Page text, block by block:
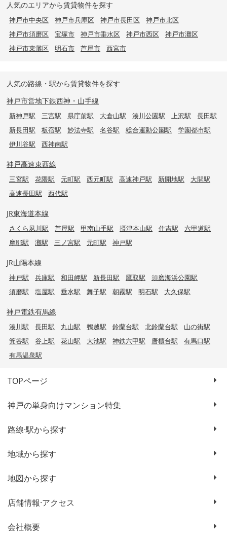
人気のエリアから賃貸物件を探す
神戸市中央区 神戸市兵庫区 神戸市長田区
神戸市北区
神戸市須磨区
宝塚市 神戸市垂水区 神戸市西区
神戸市灘区
神戸市東灘区
明石市 芦屋市 西宮市
人気の路線・駅から賃貸物件を探す
神戸市営地下鉄西神・山手線
新神戸駅 三宮駅 県庁前駅 大倉山駅 湊川公園駅 上沢駅
長田駅
新長田駅
板宿駅 妙法寺駅 名谷駅 総合運動公園駅
学園都市駅
伊川谷駅
西神南駅
神戸高速東西線
三宮駅 花隈駅 元町駅 西元町駅 高速神戸駅 新開地駅
大開駅
高速長田駅
西代駅
JR東海道本線
さくら夙川駅 芦屋駅 甲南山手駅 摂津本山駅 住吉駅
六甲道駅
摩耶駅
灘駅 三ノ宮駅 元町駅 神戸駅
JR山陽本線
神戸駅 兵庫駅 和田岬駅 新長田駅 鷹取駅
須磨海浜公園駅
須磨駅
塩屋駅 垂水駅 舞子駅 朝霧駅 明石駅 大久保駅
神戸電鉄有馬線
湊川駅 長田駅 丸山駅 鵯越駅 鈴蘭台駅 北鈴蘭台駅
山の街駅
箕谷駅
谷上駅 花山駅 大池駅 神鉄六甲駅 唐櫃台駅
有馬口駅
有馬温泉駅
TOPページ
神戸の単身向けマンション特集
路線·駅から探す
地域から探す
地図から探す
店舗情報·アクセス
会社概要